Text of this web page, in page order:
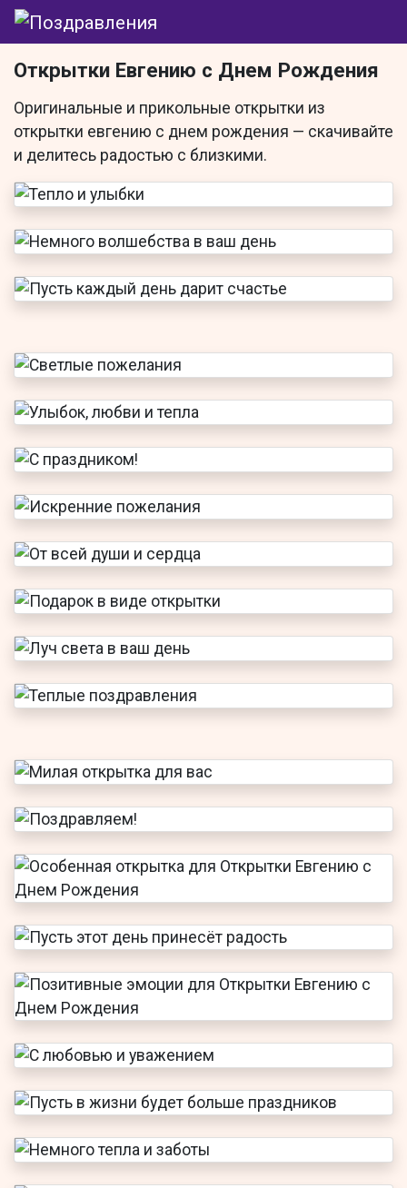
Открытки Евгению с Днем Рождения
Оригинальные и прикольные открытки из
открытки евгению с днем рождения — скачивайте
и делитесь радостью с близкими.